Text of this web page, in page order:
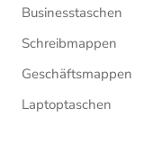
Businesstaschen
Schreibmappen
Geschäftsmappen
Laptoptaschen